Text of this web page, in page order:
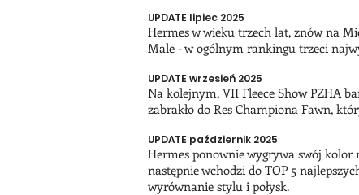
UPDATE lipiec 2025
Hermes w wieku trzech lat, znów na
Male - w ogólnym rankingu trzeci
UPDATE wrzesień 2025
Na kolejnym, VII Fleece Show PZHA
zabrakło do Res Championa Fawn,
UPDATE październik 2025
Hermes ponownie wygrywa swój kolor
następnie wchodzi do TOP 5
wyrównanie stylu i połysk.